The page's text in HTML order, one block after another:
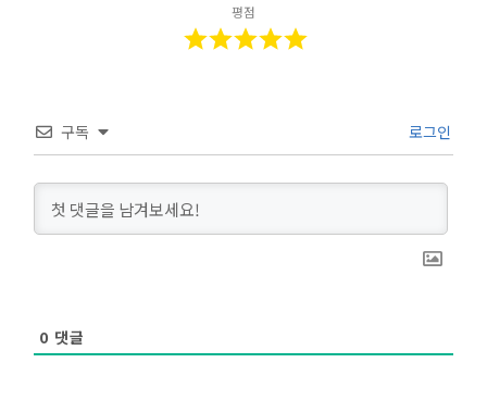
평점
구독 로그인
0 댓글